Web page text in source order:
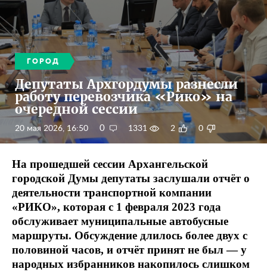
ГОРОД
Депутаты Архгордумы разнесли
работу перевозчика «Рико» на
очередной сессии
20 мая 2026, 16:50 0 1331 2 0
На прошедшей сессии Архангельской
городской Думы депутаты заслушали отчёт о
деятельности транспортной компании
«РИКО», которая с 1 февраля 2023 года
обслуживает муниципальные автобусные
маршруты. Обсуждение длилось более двух с
половиной часов, и отчёт принят не был — у
народных избранников накопилось слишком